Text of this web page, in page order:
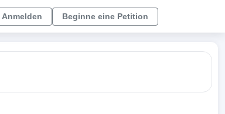
Anmelden Beginne eine Petition